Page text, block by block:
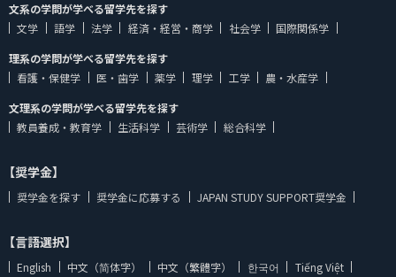
文系の学問が学べる留学先を探す
文学
語学 法学 経済・経営・商学 社会学
国際関係学
理系の学問が学べる留学先を探す
看護・保健学
医・歯学 薬学 理学 工学
農・水産学
文理系の学問が学べる留学先を探す
教員養成・教育学
生活科学 芸術学 総合科学
【奨学金】
奨学金を探す 奨学金に応募する JAPAN STUDY SUPPORT奨学金
【言語選択】
English 中文（简体字） 中文（繁體字） 한국어
Tiếng Việt